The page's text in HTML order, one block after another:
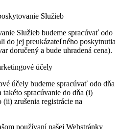
Služieb
Služieb budeme spracúvať odo
do jej preukázateľného poskytnutia
doručený a bude uhradená cena).
účely
účely budeme spracúvať odo dňa
takéto spracúvanie do dňa (i)
zrušenia registrácie na
používaní našej Webstránky